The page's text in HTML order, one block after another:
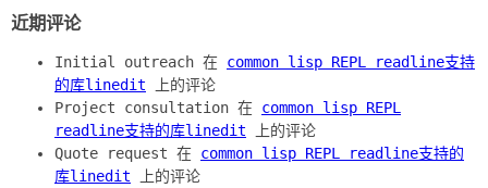
近期评论
Initial outreach 在 common lisp REPL readline支持
的库linedit 上的评论
Project consultation 在 common lisp REPL
readline支持的库linedit 上的评论
Quote request 在 common lisp REPL readline支持的
库linedit 上的评论